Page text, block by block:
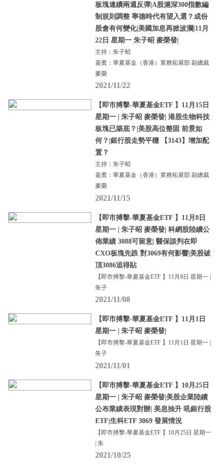
板塊連續兩週反彈|A股滬深300指數編
制規則調整 寧德時代有望入選？成份
股會有何變化|美國加息再掀波瀾|11月
22日 星期一 朱子昭 麥榮發|
主持：朱子昭
嘉賓：華夏基金（香港）業務拓展部 副總裁
麥榮
2021/11/22
【即市搏擊-華夏基金ETF 】11月15日
星期一 | 朱子昭 麥榮發| 港股生物科技
板塊已築底？|美股高位整固 前景如
何？|銀行股走勢平穩 【3143】增加配
置？
主持：朱子昭
嘉賓：華夏基金（香港）業務拓展部 副總裁
麥榮
2021/11/15
【即市搏擊-華夏基金ETF 】11月8日
星期一 | 朱子昭 麥榮發| 科網股陸續公
佈業績 3088可留意| 醫保談判在即
CXO板塊先跌 對3069有何影響|美股破
頂3086追得貼
【即市搏擊-華夏基金ETF 】11月8日 星期一 |
朱子
2021/11/08
【即市搏擊-華夏基金ETF 】11月1日
星期一 | 朱子昭 麥榮發|
【即市搏擊-華夏基金ETF 】11月1日 星期一 |
朱子
2021/11/01
【即市搏擊-華夏基金ETF 】10月25日
星期一 | 朱子昭 麥榮發|美股企業陸續
公布業績表現對辦| 美息抽升 吼銀行股
ETF|生科ETF 3069 發展情況
【即市搏擊-華夏基金ETF 】10月25日 星期一
| 朱
2021/10/25